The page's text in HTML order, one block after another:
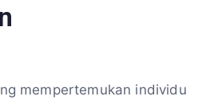
mempertemukan individu